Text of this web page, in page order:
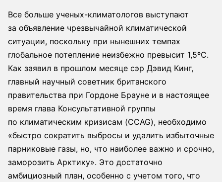
Все больше ученых-климатологов выступают
за объявление чрезвычайной климатической
ситуации, поскольку при нынешних темпах
глобальное потепление неизбежно превысит 1,5ºC.
Как заявил в прошлом месяце сэр Дэвид Кинг,
главный научный советник британского
правительства при Гордоне Брауне и в настоящее
время глава Консультативной группы
по климатическим кризисам (CCAG), необходимо
«быстро сократить выбросы и удалить избыточные
парниковые газы, но, что наиболее важно и срочно,
заморозить Арктику». Это достаточно
амбициозный план, особенно с учетом того, что